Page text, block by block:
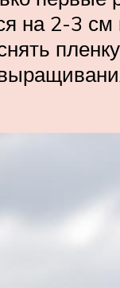
на 2-3 см